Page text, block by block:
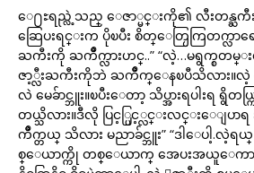
ေ႐ႊရည္လဲ့သည္ ေဇာ္မင္းကို၏ လီးတန္ႀ
ဆြေပးရင္းက ပိုၿပီး စိတ္ေတြႂကြတက္လာ
ႀကီးကို ႀကိဳက္လားဟင္..” “လဲ့…မရွက္စတ
ဇာ့္လီးႀကီးကိုဘဲ ႀကိဳက္ေနၿပီသိလား။လဲ့
လဲ မေခ်ာင္ဘူး။ၿပီးေတာ့ သိပ္အားရပါးရ ရွိတ
တယ္သိလား။ဒီလို ပြင့္ပြင့္လင္းလင္းေျပ
ကိဳက္တယ္ သိလား မညာခ်င္ဘူး” “ဒါေပါ့.လဲ့ရ
စ္ေယာက္ကို တစ္ေယာက္ အေပးအယူေကာ